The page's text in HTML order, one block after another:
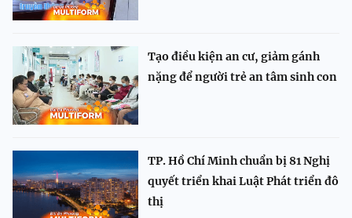
Tạo điều kiện an cư, giảm gánh
nặng để người trẻ an tâm sinh con
TP. Hồ Chí Minh chuẩn bị 81 Nghị
quyết triển khai Luật Phát triển đô
thị